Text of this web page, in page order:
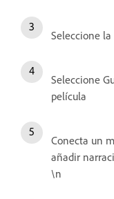
Seleccione
Seleccione
película
Conecta un
añadir
\n